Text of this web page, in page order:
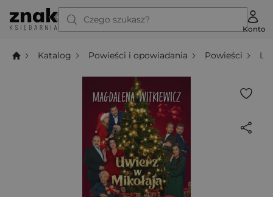
Czego szukasz?
Konto
Katalog Powieści i opowiadania Powieści